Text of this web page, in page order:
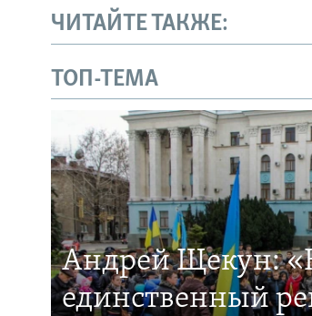
ЧИТАЙТЕ ТАКЖЕ:
ТОП-ТЕМА
Андрей Щекун:
единственный